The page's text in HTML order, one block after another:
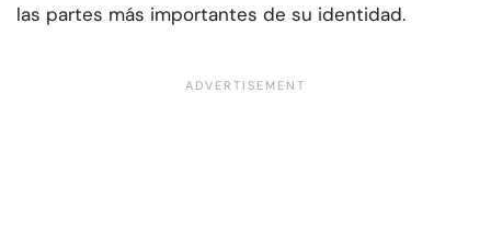
las partes más importantes de su identidad.